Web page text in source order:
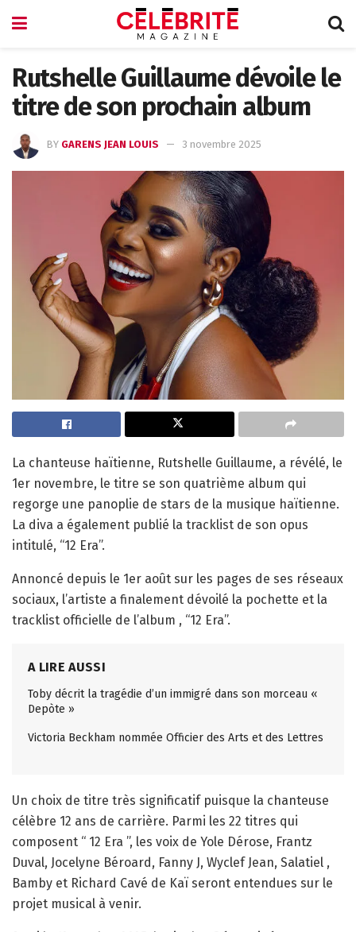
Rutshelle Guillaume dévoile le
titre de son prochain album
BY GARENS JEAN LOUIS 3 novembre 2025
La chanteuse haïtienne, Rutshelle Guillaume, a révélé, le
1er novembre, le titre se son quatrième album qui
regorge une panoplie de stars de la musique haïtienne.
La diva a également publié la tracklist de son opus
intitulé, “12 Era”.
Annoncé depuis le 1er août sur les pages de ses réseaux
sociaux, l’artiste a finalement dévoilé la pochette et la
tracklist officielle de l’album , “12 Era”.
A LIRE AUSSI
Toby décrit la tragédie d’un immigré dans son morceau «
Depòte »
Victoria Beckham nommée Officier des Arts et des Lettres
Un choix de titre très significatif puisque la chanteuse
célèbre 12 ans de carrière. Parmi les 22 titres qui
composent “ 12 Era ”, les voix de Yole Dérose, Frantz
Duval, Jocelyne Béroard, Fanny J, Wyclef Jean, Salatiel ,
Bamby et Richard Cavé de Kaï seront entendues sur le
projet musical à venir.